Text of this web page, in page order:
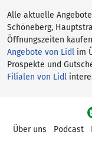
Alle aktuelle
Schöneberg,
Öffnungszeiten
Angebote von Lidl im
Prospekte und
Filialen von Lidl
Über uns Podcast